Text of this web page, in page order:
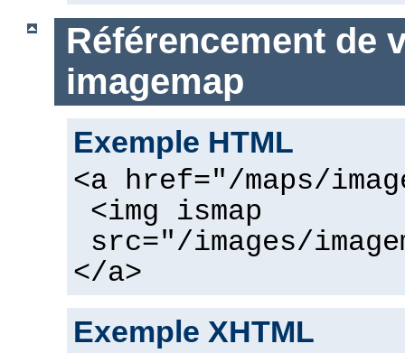
Référencement de
imagemap
Exemple HTML
<a href="/maps/
<img ismap
src="/images/
</a>
Exemple XHTML